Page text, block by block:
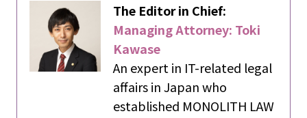
The Editor in Chief:
Managing Attorney: Toki
Kawase
An expert in IT-related legal
affairs in Japan who
established MONOLITH LAW